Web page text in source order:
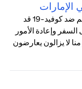
الإمارات
بالرغم من أن حصول الكثيرين على التطعيم ضد كوفيد-19 قد
وإعادة الأمور
لا يزالون يعارضون